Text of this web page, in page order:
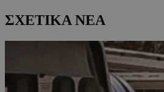
ΣΧΕΤΙΚΑ ΝΕΑ